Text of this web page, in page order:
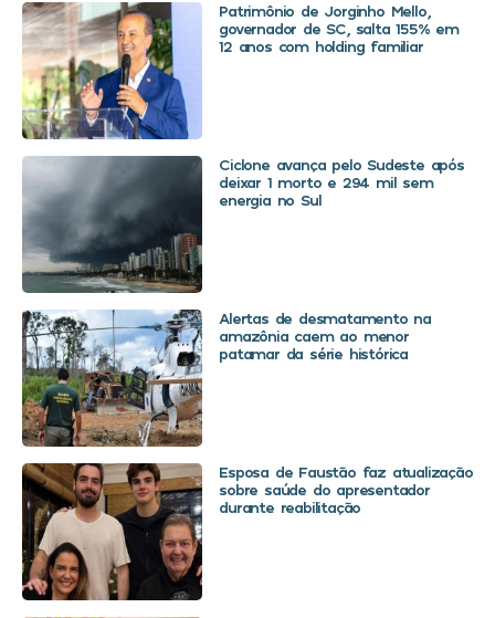
Patrimônio de Jorginho Mello,
governador de SC, salta 155% em
12 anos com holding familiar
Ciclone avança pelo Sudeste após
deixar 1 morto e 294 mil sem
energia no Sul
Alertas de desmatamento na
amazônia caem ao menor
patamar da série histórica
Esposa de Faustão faz atualização
sobre saúde do apresentador
durante reabilitação